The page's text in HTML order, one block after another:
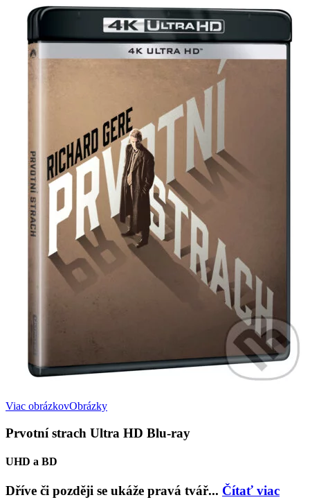
Viac obrázkovObrázky
Prvotní strach Ultra HD Blu-ray
UHD a BD
Dříve či později se ukáže pravá tvář... Čítať viac